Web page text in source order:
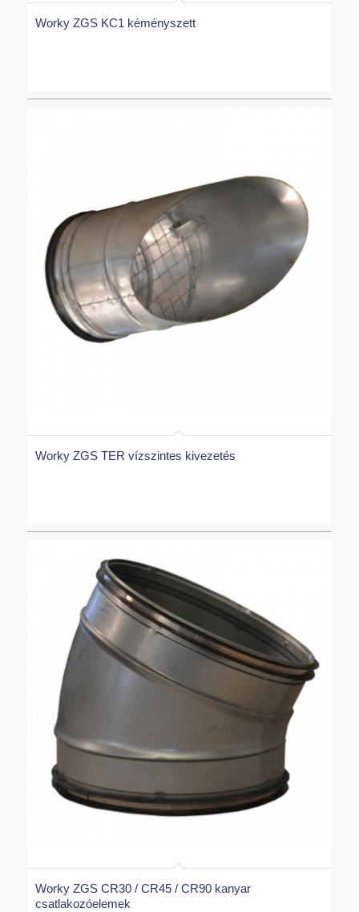
Worky ZGS KC1 kéményszett
Worky ZGS TER vízszintes kivezetés
Worky ZGS CR30 / CR45 / CR90 kanyar
csatlakozóelemek